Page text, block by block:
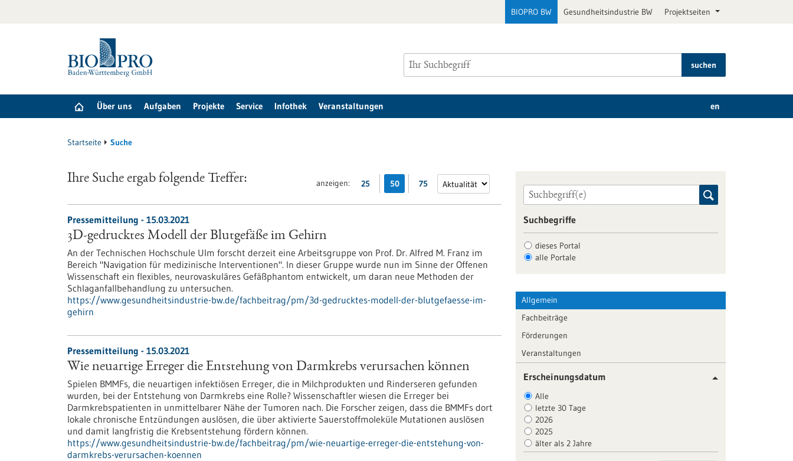
BIOPRO BW Gesundheitsindustrie BW Projektseiten
suchen
Über uns Aufgaben Projekte Service Infothek Veranstaltungen en
Startseite Suche
anzeigen: 25 50 75
Ihre Suche ergab folgende Treffer:
Pressemitteilung - 15.03.2021
3D-gedrucktes Modell der Blutgefäße im Gehirn
An der Technischen Hochschule Ulm forscht derzeit eine Arbeitsgruppe von Prof. Dr. Alfred M. Franz im
Bereich "Navigation für medizinische Interventionen". In dieser Gruppe wurde nun im Sinne der Offenen
Wissenschaft ein flexibles, neurovaskuläres Gefäßphantom entwickelt, um daran neue Methoden der
Schlaganfallbehandlung zu untersuchen.
https://www.gesundheitsindustrie-bw.de/fachbeitrag/pm/3d-gedrucktes-modell-der-blutgefaesse-im-
gehirn
Pressemitteilung - 15.03.2021
Wie neuartige Erreger die Entstehung von Darmkrebs verursachen können
Spielen BMMFs, die neuartigen infektiösen Erreger, die in Milchprodukten und Rinderseren gefunden
wurden, bei der Entstehung von Darmkrebs eine Rolle? Wissenschaftler wiesen die Erreger bei
Darmkrebspatienten in unmittelbarer Nähe der Tumoren nach. Die Forscher zeigen, dass die BMMFs dort
lokale chronische Entzündungen auslösen, die über aktivierte Sauerstoffmoleküle Mutationen auslösen
und damit langfristig die Krebsentstehung fördern können.
https://www.gesundheitsindustrie-bw.de/fachbeitrag/pm/wie-neuartige-erreger-die-entstehung-von-
darmkrebs-verursachen-koennen
Suchbegriffe
dieses Portal
alle Portale
Allgemein
Fachbeiträge
Förderungen
Veranstaltungen
Erscheinungsdatum
Alle
letzte 30 Tage
2026
2025
älter als 2 Jahre